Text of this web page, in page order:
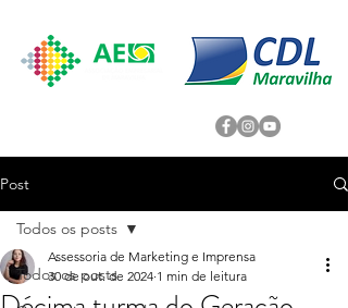
Post
Todos os posts
Todos os posts
Assessoria de Marketing e Imprensa
30 de out. de 2024 1 min de leitura